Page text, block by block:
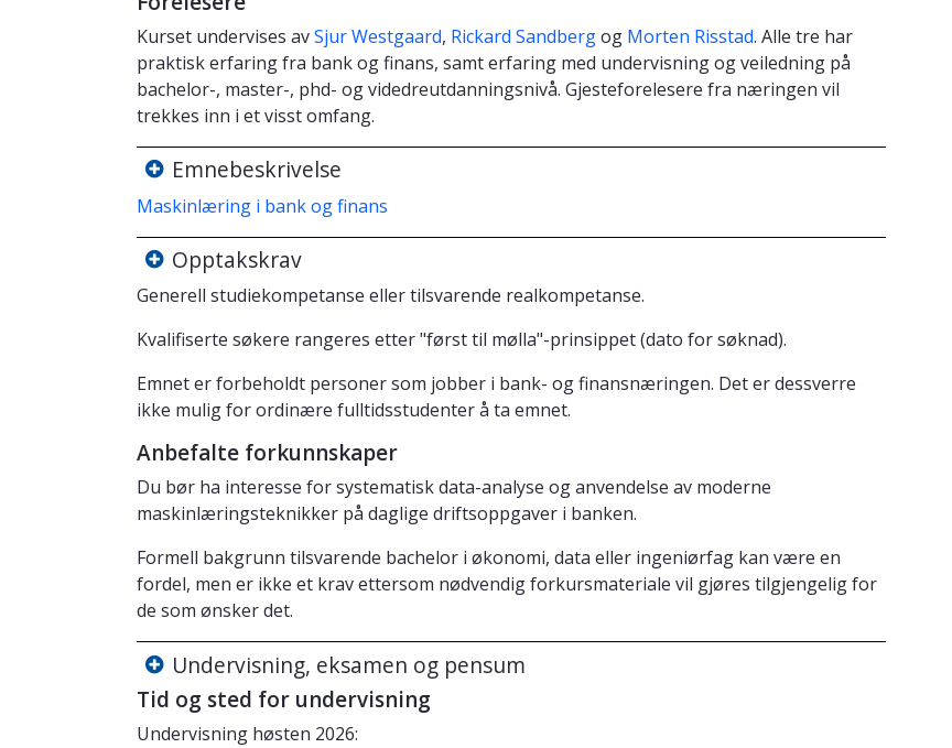
Kurset undervises avSjur Westgaard, Rickard Sandbergog Morten Risstad. Alle tre har
praktisk erfaring fra bank og finans, samt erfaring med undervisning og veiledning på
bachelor-, master-, phd- og videdreutdanningsnivå. Gjesteforelesere fra næringen vil
trekkes inn i et visst omfang.
Emnebeskrivelse
Maskinlæring i bank og finans
Opptakskrav
Generell studiekompetanse eller tilsvarende realkompetanse.
Kvalifiserte søkere rangeres etter "først til mølla"-prinsippet (dato for søknad).
Emnet er forbeholdt personer som jobber i bank- og finansnæringen. Det er dessverre
ikke mulig for ordinære fulltidsstudenter å ta emnet.
Anbefalte forkunnskaper
Du bør ha interesse for systematisk data-analyse og anvendelse av moderne
maskinlæringsteknikker på daglige driftsoppgaver i banken.
Formell bakgrunn tilsvarende bachelor i økonomi, data eller ingeniørfag kan være en
fordel, men er ikke et krav ettersom nødvendig forkursmateriale vil gjøres tilgjengelig for
de som ønsker det.
Undervisning, eksamen og pensum
Tid og sted for undervisning
Undervisning høsten 2026: